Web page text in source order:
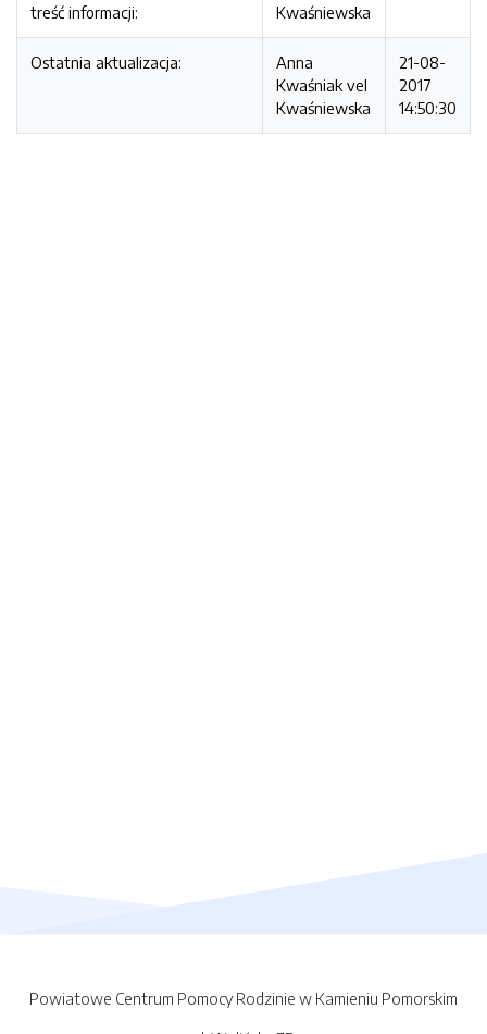
treść informacji:
Kwaśniewska
Ostatnia aktualizacja:
Anna
Kwaśniak vel
Kwaśniewska
21-08-
2017
14:50:30
Powiatowe Centrum Pomocy Rodzinie w Kamieniu Pomorskim